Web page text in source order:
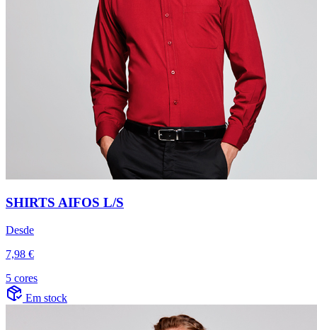
SHIRTS AIFOS L/S
Desde
7,98 €
5 cores
Em stock